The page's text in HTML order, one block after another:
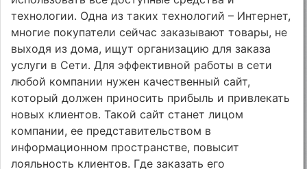
технологии. Одна из таких технологий – Интернет,
многие покупатели сейчас заказывают товары, не
выходя из дома, ищут организацию для заказа
услуги в Сети. Для эффективной работы в сети
любой компании нужен качественный сайт,
который должен приносить прибыль и привлекать
новых клиентов. Такой сайт станет лицом
компании, ее представительством в
информационном пространстве, повысит
лояльность клиентов. Где заказать его